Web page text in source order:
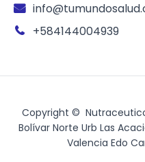
+584144004939
Copyright ©
Bolívar Norte Urb Las
Valencia Edo